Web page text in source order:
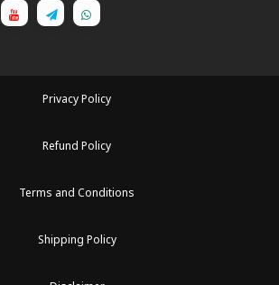
Privacy Policy
Refund Policy
Terms and Conditions
Shipping Policy